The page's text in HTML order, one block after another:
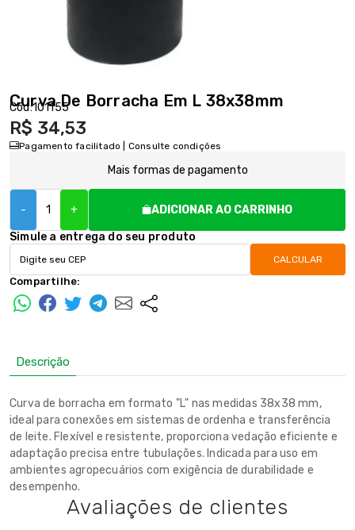
Curva De Borracha Em L 38x38mm
Cód:101155
R$ 34,53
Pagamento facilitado | Consulte condições
Mais formas de pagamento
- +
ADICIONAR AO CARRINHO
Simule a entrega do seu produto
CALCULAR
Compartilhe:
Descrição
Curva de borracha em formato "L" nas medidas 38x38 mm,
ideal para conexões em sistemas de ordenha e transferência
de leite. Flexível e resistente, proporciona vedação eficiente e
adaptação precisa entre tubulações. Indicada para uso em
ambientes agropecuários com exigência de durabilidade e
desempenho.
Avaliações de clientes